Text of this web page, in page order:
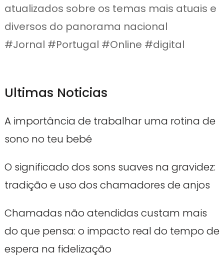
atualizados sobre os temas mais atuais e
diversos do panorama nacional
#Jornal #Portugal #Online #digital
Ultimas Noticias
A importância de trabalhar uma rotina de
sono no teu bebé
O significado dos sons suaves na gravidez:
tradição e uso dos chamadores de anjos
Chamadas não atendidas custam mais
do que pensa: o impacto real do tempo de
espera na fidelização